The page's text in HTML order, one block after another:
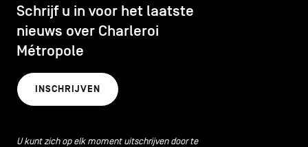
Schrijf u in voor het laatste
nieuws over Charleroi
Métropole
INSCHRIJVEN
U kunt zich op elk moment uitschrijven door te